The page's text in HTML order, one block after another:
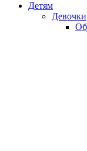
Детям
Девочки